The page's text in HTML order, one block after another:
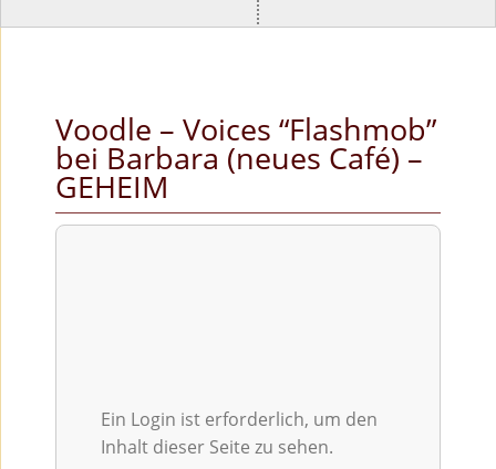
Voodle – Voices “Flashmob”
bei Barbara (neues Café) –
GEHEIM
Ein Login ist erforderlich, um den
Inhalt dieser Seite zu sehen.